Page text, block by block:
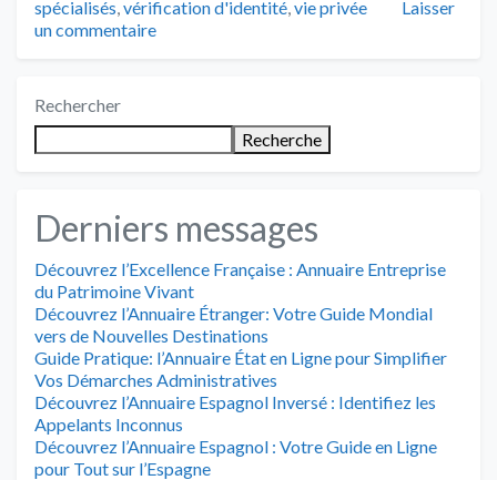
spécialisés,vérification d'identité,vie privée
Laisser
un commentaire
Rechercher
Recherche
Derniers messages
Découvrez l’Excellence Française : Annuaire Entreprise
du Patrimoine Vivant
Découvrez l’Annuaire Étranger: Votre Guide Mondial
vers de Nouvelles Destinations
Guide Pratique: l’Annuaire État en Ligne pour Simplifier
Vos Démarches Administratives
Découvrez l’Annuaire Espagnol Inversé : Identifiez les
Appelants Inconnus
Découvrez l’Annuaire Espagnol : Votre Guide en Ligne
pour Tout sur l’Espagne